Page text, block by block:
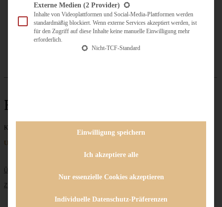
ZUSAMMENARBEIT
Himbeerkuchen
Keine Beiträge gefunden
Unternehmen
ÜBER MICH
ZUSAMMENARBEIT
Externe Medien (2 Provider)
Inhalte von Videoplattformen und Social-Media-Plattformen werden
standardmäßig blockiert. Wenn externe Services akzeptiert werden, ist
für den Zugriff auf diese Inhalte keine manuelle Einwilligung mehr
erforderlich.
Nicht-TCF-Standard
Einwilligung speichern
Ich akzeptiere alle
Nur essenzielle Cookies akzeptieren
Individuelle Datenschutz-Präferenzen